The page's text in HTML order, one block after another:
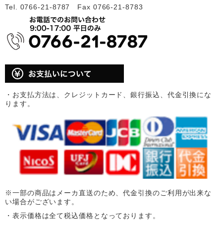
Tel. 0766-21-8787 Fax 0766-21-8783
・お支払方法は、クレジットカード、銀行振込、代金引換にな
ります。
※一部の商品はメーカ直送のため、代金引換のご利用が出来な
い場合がございます。
・表示価格は全て税込価格となっております。